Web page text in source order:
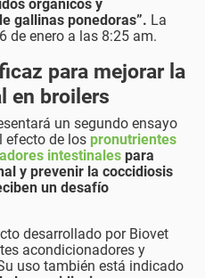
orgánicos y
gallinas ponedoras”. La
de enero a las 8:25 am.
para mejorar la
en broilers
un segundo ensayo
efecto de los pronutrientes
intestinales para
y prevenir la coccidiosis
un desafío
desarrollado por Biovet
acondicionadores y
uso también está indicado